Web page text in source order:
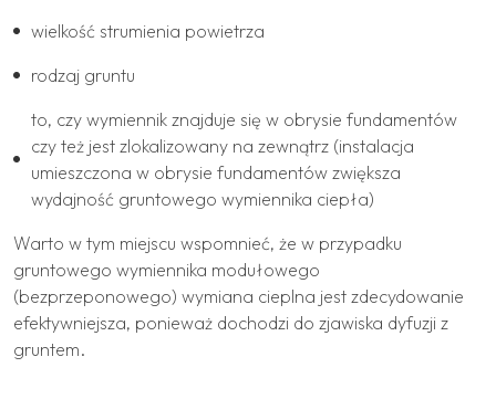
wielkość strumienia powietrza
rodzaj gruntu
to, czy wymiennik znajduje się w obrysie fundamentów
czy też jest zlokalizowany na zewnątrz (instalacja
umieszczona w obrysie fundamentów zwiększa
wydajność gruntowego wymiennika ciepła)
Warto w tym miejscu wspomnieć, że w przypadku
gruntowego wymiennika modułowego
(bezprzeponowego) wymiana cieplna jest zdecydowanie
efektywniejsza, ponieważ dochodzi do zjawiska dyfuzji z
gruntem.